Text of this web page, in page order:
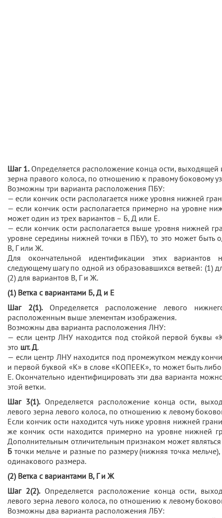
Шаг 1.Определяется расположение конца ости, выходящей
зерна правого колоса, по отношению к правому боковому
Возможны три варианта расположения ПБУ:
— если кончик ости располагается ниже уровня нижней
— если кончик ости располагается примерно на уровне
может один из трех вариантов – Б, Д или Е.
— если кончик ости располагается выше уровня нижней
уровне середины нижней точки в ПБУ), то это может быть
В, Г или Ж.
Для окончательной идентификации этих вариантов
следующему шагу по одной из образовавшихся ветвей: (1)
(2) для вариантов В, Г и Ж.
(1) Ветка с вариантами Б, Д и Е
Шаг 2(1).Определяется расположение левого
расположенным выше элементам изображения.
Возможны два варианта расположения ЛНУ:
— если центр ЛНУ находится под стойкой первой буквы
это шт. Д.
— если центр ЛНУ находится под промежутком между
и первой буквой «К» в слове «КОПЕЕК», то может быть
Е. Окончательно идентифицировать эти два варианта
этой ветки.
Шаг 3(1).Определяется расположение конца ости,
левого зерна левого колоса, по отношению к левому
Если кончик ости находится чуть ниже уровня нижней
же кончик ости находится примерно на уровне нижней
Дополнительным отличительным признаком может
Б точки мельче и разные по размеру (нижняя точка
одинакового размера.
(2) Ветка с вариантами В, Г и Ж
Шаг 2(2).Определяется расположение конца ости,
левого зерна левого колоса, по отношению к левому
Возможны два варианта расположения ЛБУ: